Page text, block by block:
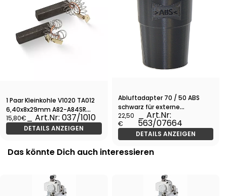
1 Paar Kleinkohle V1020 TA012
6,40x8x29mm A82-A84SR
Gebläse
15,80€ _ Art.Nr: 037/1010
DETAILS ANZEIGEN
Abluftadapter 70 / 50 ABS
schwarz für externe
Filterpatrone
22,50
€
_ Art.Nr:
563/07664
DETAILS ANZEIGEN
Das könnte Dich auch interessieren